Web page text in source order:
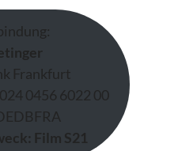
Frankfurt
0456 6022 00
Film S21